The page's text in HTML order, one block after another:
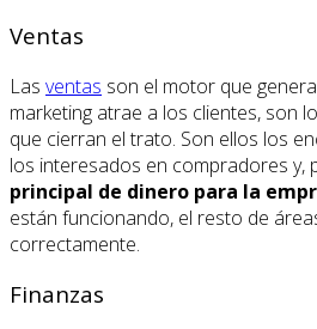
Ventas
Las ventas son el motor que
marketing atrae a los clientes, son
que cierran el trato. Son ellos los
los interesados en compradores y,
principal de dinero para la
están funcionando, el resto de
correctamente.
Finanzas